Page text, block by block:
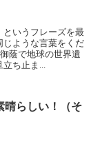
いうフレーズを最
じような言葉をくだ
蔭で地球の世界遺
ち止ま...
晴らしい！（そ